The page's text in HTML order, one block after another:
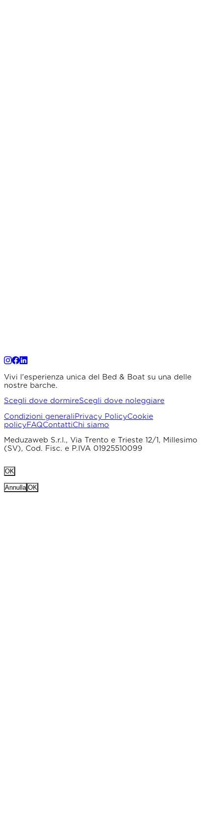
Vivi l'esperienza unica del Bed & Boat su una delle
nostre barche.
Scegli dove dormireScegli dove noleggiare
Condizioni generaliPrivacy PolicyCookie
policyFAQContattiChi siamo
Meduzaweb S.r.l., Via Trento e Trieste 12/1, Millesimo
(SV), Cod. Fisc. e P.IVA 01925510099
OK
Annulla OK